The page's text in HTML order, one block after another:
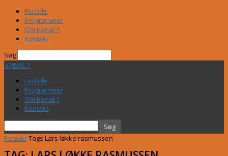
Forside
Programmer
Om Kanal 1
Kontakt
Søg
KANAL 1
Forside
Programmer
Om Kanal 1
Kontakt
Forside Tags Lars løkke rasmussen